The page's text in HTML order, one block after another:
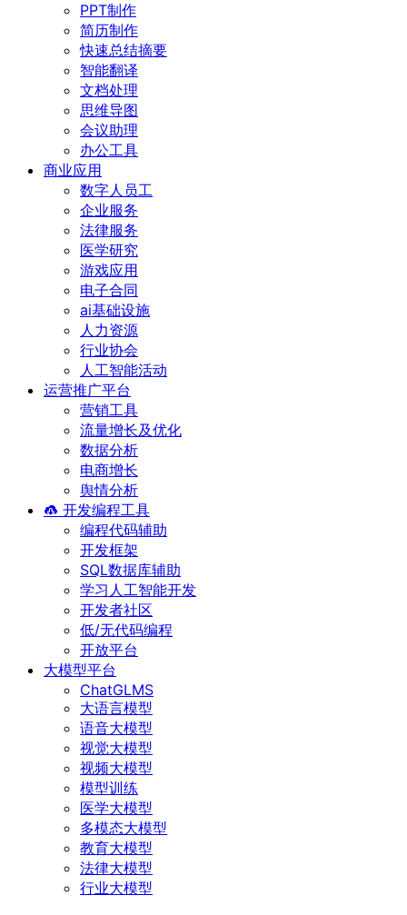
PPT制作
简历制作
快速总结摘要
智能翻译
文档处理
思维导图
会议助理
办公工具
商业应用
数字人员工
企业服务
法律服务
医学研究
游戏应用
电子合同
ai基础设施
人力资源
行业协会
人工智能活动
运营推广平台
营销工具
流量增长及优化
数据分析
电商增长
舆情分析
开发编程工具
编程代码辅助
开发框架
SQL数据库辅助
学习人工智能开发
开发者社区
低/无代码编程
开放平台
大模型平台
ChatGLMS
大语言模型
语音大模型
视觉大模型
视频大模型
模型训练
医学大模型
多模态大模型
教育大模型
法律大模型
行业大模型